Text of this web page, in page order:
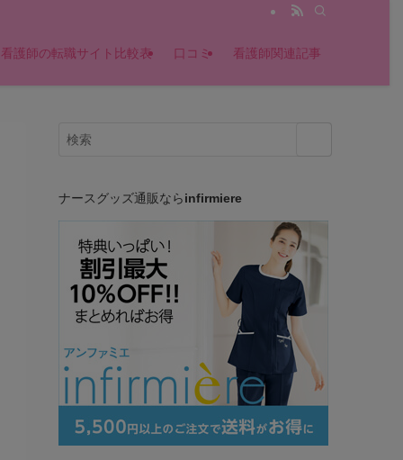
護師の転職サイト比較表 口コミ 看護師関連記事
ナースグッズ通販ならinfirmiere